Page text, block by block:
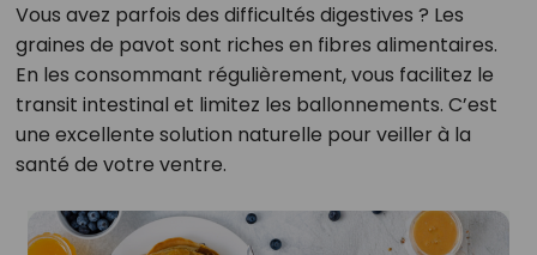
Vous avez parfois des difficultés digestives ? Les
graines de pavot sont riches en fibres alimentaires.
En les consommant régulièrement, vous facilitez le
transit intestinal et limitez les ballonnements. C’est
une excellente solution naturelle pour veiller à la
santé de votre ventre.